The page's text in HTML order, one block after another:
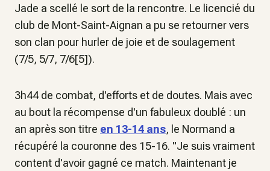
Jade a scellé le sort de la rencontre. Le licencié du
club de Mont-Saint-Aignan a pu se retourner vers
son clan pour hurler de joie et de soulagement
(7/5, 5/7, 7/6[5]).
3h44 de combat, d'efforts et de doutes. Mais avec
au bout la récompense d'un fabuleux doublé : un
an après son titre en 13-14 ans, le Normand a
récupéré la couronne des 15-16. "Je suis vraiment
content d'avoir gagné ce match. Maintenant je